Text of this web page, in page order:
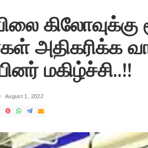
கிலோவுக்கு
அதிகரிக்க
மகிழ்ச்சி..!!
August 1, 2022